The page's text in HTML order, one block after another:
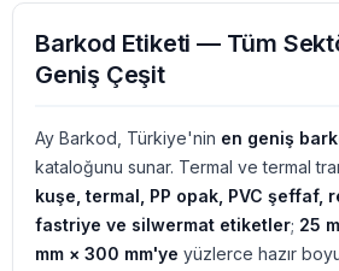
Barkod Etiketi — Tüm
Geniş Çeşit
Ay Barkod, Türkiye'nin en geniş
kataloğunu sunar. Termal ve termal
kuşe, termal, PP opak, PVC şeffaf,
fastriye ve silwermat etiketler; 25
mm × 300 mm'ye yüzlerce hazır